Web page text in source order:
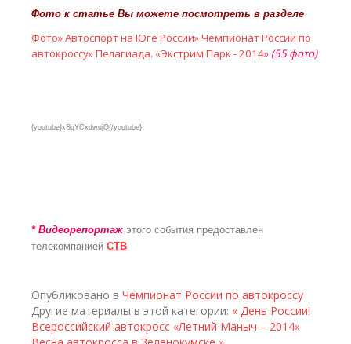
Фото к статье Вы можете посмотреть в разделе
Фото» Автоспорт на Юге России» Чемпионат России по
автокроссу» Пелагиада. «Экстрим Парк - 2014» (55 фото)
{youtube}xSqYCxdwujQ{/youtube}
* Видеорепортаж этого события предоставлен
телекомпанией СТВ
Опубликовано в Чемпионат России по автокроссу
Другие материалы в этой категории: « День России!
Всероссийский автокросс «Летний Маныч – 2014»